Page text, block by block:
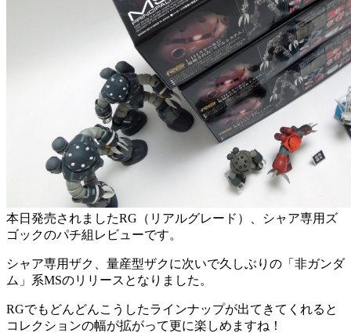
本日発売されましたRG（リアルグレード）、シャア専用ズ
ゴックのパチ組レビューです。
シャア専用ザク、量産型ザクに次いで久しぶりの「非ガンダ
ム」系MSのリリースとなりました。
RGでもどんどんこうしたラインナップが出てきてくれると
コレクションの幅が拡がって更に楽しめますね！